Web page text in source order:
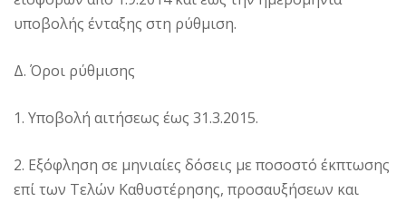
υποβολής ένταξης στη ρύθμιση.
Δ. Όροι ρύθμισης
1. Υποβολή αιτήσεως έως 31.3.2015.
2. Εξόφληση σε μηνιαίες δόσεις με ποσοστό έκπτωσης
επί των Τελών Καθυστέρησης, προσαυξήσεων και